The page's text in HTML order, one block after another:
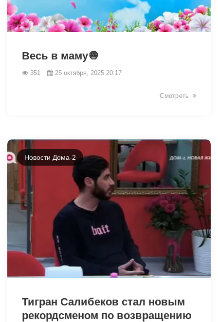
Весь в маму🧅
351 25 октября, 2025 20:17
Смотреть
Новости Дома-2
Тигран Салибеков стал новым
рекордсменом по возвращению